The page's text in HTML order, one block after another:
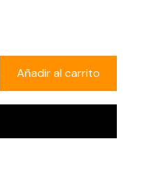
Añadir al carrito